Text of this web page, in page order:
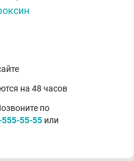
на 48 часов
по
55-55 или